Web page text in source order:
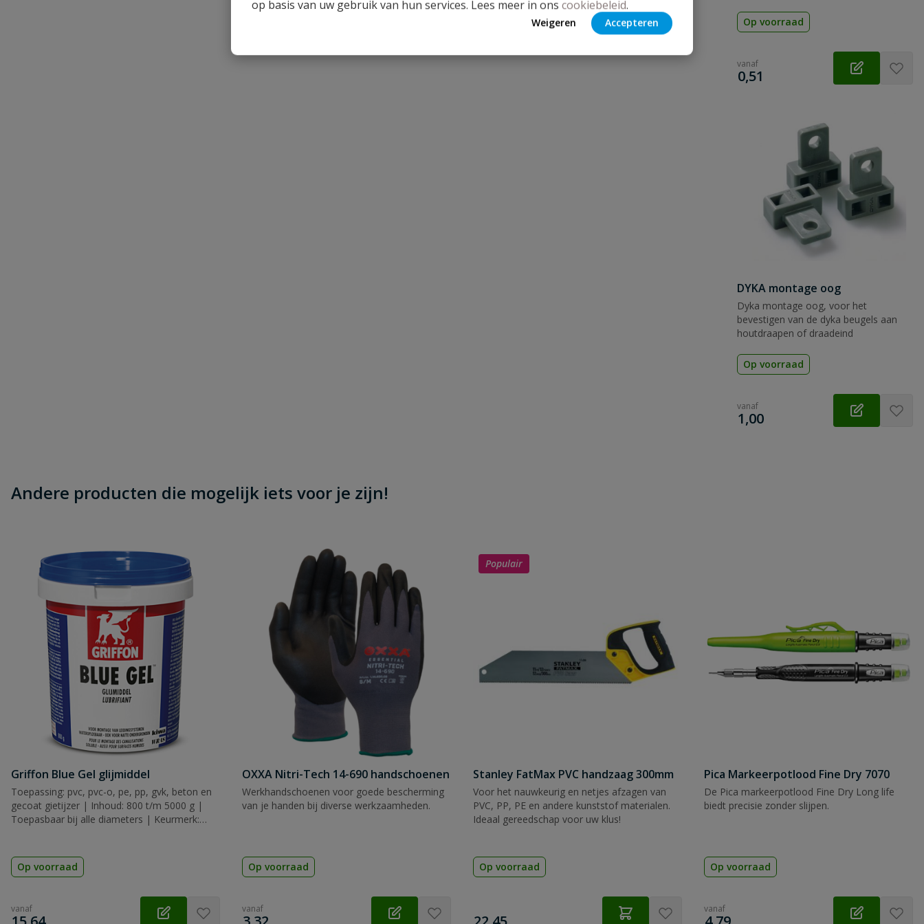
op basis van uw gebruik van hun services. Lees meer in ons cookiebeleid.
Weigeren Accepteren Op voorraad
vanaf
€
0,51
DYKA montage oog
Dyka montage oog, voor het
bevestigen van de dyka beugels aan
houtdraapen of draadeind
Op voorraad
vanaf
€
1,00
Andere producten die mogelijk iets voor je zijn!
Griffon Blue Gel glijmiddel
Toepassing: pvc, pvc-o, pe, pp, gvk, beton en
gecoat gietijzer | Inhoud: 800 t/m 5000 g |
Toepasbaar bij alle diameters | Keurmerk:
Op voorraad
vanaf
€
OXXA Nitri-Tech 14-690 handschoenen
Werkhandschoenen voor goede bescherming
van je handen bij diverse werkzaamheden.
Op voorraad
vanaf
€
Populair
Stanley FatMax PVC handzaag 300mm
Voor het nauwkeurig en netjes afzagen van
PVC, PP, PE en andere kunststof materialen.
Ideaal gereedschap voor uw klus!
Op voorraad
€
Pica Markeerpotlood Fine Dry 7070
De Pica markeerpotlood Fine Dry Long life
biedt precisie zonder slijpen.
Op voorraad
vanaf
€